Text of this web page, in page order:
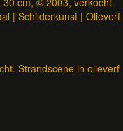
| Schilderkunst |
Strandscène in olieverf